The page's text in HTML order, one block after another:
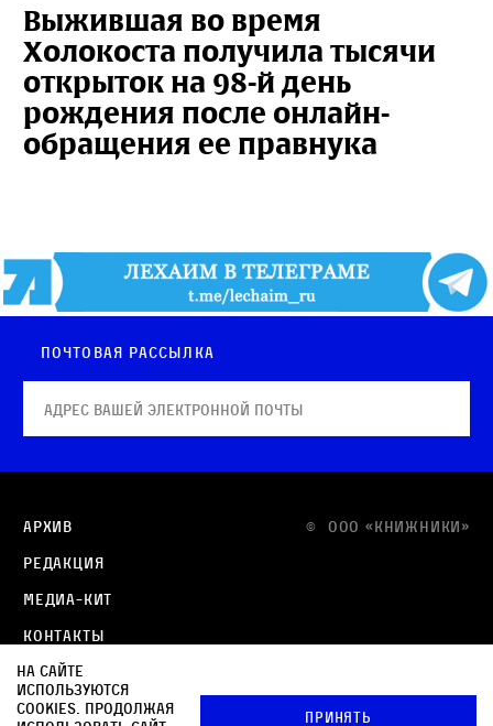
Выжившая во время
Холокоста получила тысячи
открыток на 98-й день
рождения после онлайн-
обращения ее правнука
Почтовая рассылка
© OOO «КНИЖНИКИ»
Архив
Редакция
Медиа-кит
Контакты
Политика в отношении обработки персональных
данных
На сайте
используются
cookies. Продолжая
Принять